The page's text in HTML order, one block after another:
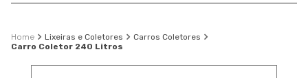
Lixeiras e Coletores
Carros Coletores
Carro Coletor 240 Litros